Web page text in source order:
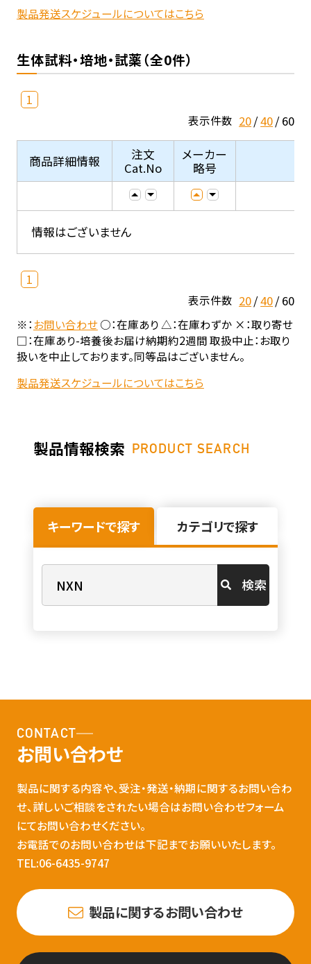
製品発送スケジュールについてはこちら
生体試料・培地・試薬（全0件）
1
表示件数 20 40 60
商品詳細情報
注文
Cat.No
メーカー
略号
情報はございません
1
表示件数 20 40 60
※：お問い合わせ○：在庫あり △：在庫わずか ×：取り寄せ
□：在庫あり-培養後お届け納期約2週間 取扱中止：お取り
扱いを中止しております。同等品はございません。
製品発送スケジュールについてはこちら
製品情報検索 PRODUCT SEARCH
キーワードで探す カテゴリで探す
検索
CONTACT
お問い合わせ
製品に関する内容や、受注・発送・納期に関するお問い合わ
せ、詳しいご相談をされたい場合はお問い合わせフォーム
にてお問い合わせください。
お電話でのお問い合わせは下記までお願いいたします。
TEL:06-6435-9747
製品に関するお問い合わせ